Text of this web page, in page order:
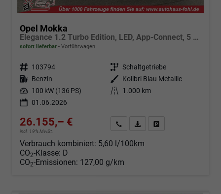
Opel Mokka
Elegance 1.2 Turbo Edition, LED, App-Connect, 5 J.-Garantie
sofort lieferbar Vorführwagen
Fahrzeugnr. 103794 Getriebe Schaltgetriebe
Kraftstoff Benzin Außenfarbe
Kolibri Blau Metallic
Leistung 100 kW (136 PS) Kilometerstand
1.000 km
01.06.2026
26.155,– €
incl. 19% MwSt.
Angebot anfordern
Fahrzeugexpose (PDF)
Verbrauch kombiniert: 5,60 l/100km
CO2-Klasse: D
CO2-Emissionen: 127,00 g/km